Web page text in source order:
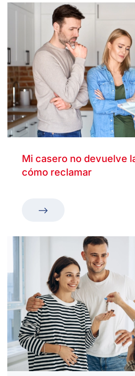
Mi casero no devuelve
cómo reclamar